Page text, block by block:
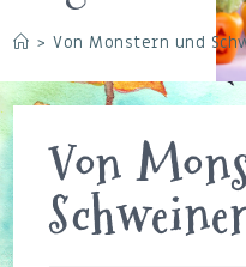
> Von Monstern und
Von